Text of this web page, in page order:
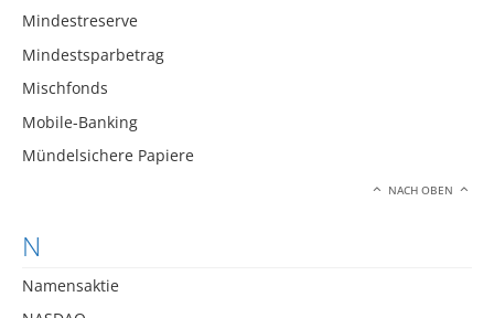
Mindestreserve
Mindestsparbetrag
Mischfonds
Mobile-Banking
Mündelsichere Papiere
NACH OBEN
N
Namensaktie